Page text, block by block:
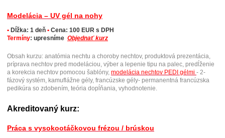
Modelácia – UV gél na nohy
• Dĺžka: 1 deň • Cena: 100 EUR s DPH
Termíny: upresníme Objednať kurz
Obsah kurzu: anatómia nechtu a choroby nechtov, produktová prezentácia,
príprava nechtov pred modeláciou, výber a lepenie tipu na palec, predĺženie
a korekcia nechtov pomocou šablóny, modelácia nechtov PEDI gélmi - 2-
fázový systém, kamuflážne gély, francúzske gély- permanentná francúzska
pedikúra so zdobením, teória dopĺňania, vyhodnotenie.
Akreditovaný kurz:
Práca s vysokootáčkovou frézou / brúskou